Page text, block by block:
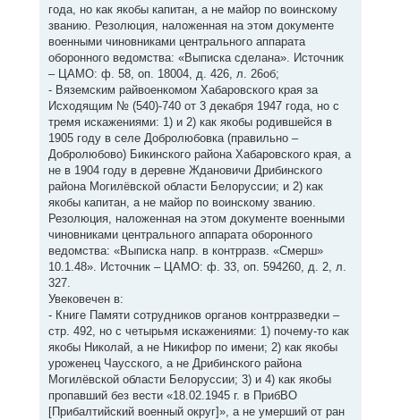
года, но как якобы капитан, а не майор по воинскому
званию. Резолюция, наложенная на этом документе
военными чиновниками центрального аппарата
оборонного ведомства: «Выписка сделана». Источник
– ЦАМО: ф. 58, оп. 18004, д. 426, л. 26об;
- Вяземским райвоенкомом Хабаровского края за
Исходящим № (540)-740 от 3 декабря 1947 года, но с
тремя искажениями: 1) и 2) как якобы родившейся в
1905 году в селе Добролюбовка (правильно –
Добролюбово) Бикинского района Хабаровского края, а
не в 1904 году в деревне Ждановичи Дрибинского
района Могилёвской области Белоруссии; и 2) как
якобы капитан, а не майор по воинскому званию.
Резолюция, наложенная на этом документе военными
чиновниками центрального аппарата оборонного
ведомства: «Выписка напр. в контрразв. «Смерш»
10.1.48». Источник – ЦАМО: ф. 33, оп. 594260, д. 2, л.
327.
Увековечен в:
- Книге Памяти сотрудников органов контрразведки –
стр. 492, но с четырьмя искажениями: 1) почему-то как
якобы Николай, а не Никифор по имени; 2) как якобы
уроженец Чаусского, а не Дрибинского района
Могилёвской области Белоруссии; 3) и 4) как якобы
пропавший без вести «18.02.1945 г. в ПрибВО
[Прибалтийский военный округ]», а не умерший от ран